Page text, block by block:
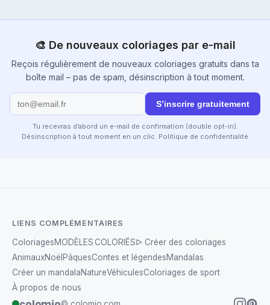
🎨 De nouveaux coloriages par e-mail
Reçois régulièrement de nouveaux coloriages gratuits dans ta
boîte mail – pas de spam, désinscription à tout moment.
S’inscrire gratuitement
Tu recevras d’abord un e-mail de confirmation (double opt-in).
Désinscription à tout moment en un clic. Politique de confidentialité
LIENS COMPLÉMENTAIRES
ColoriagesMODÈLES COLORIÉSᐅ Créer des coloriages
AnimauxNoël PâquesContes et légendesMandalas
Créer un mandalaNatureVéhiculesColoriages de sport
À propos de nous